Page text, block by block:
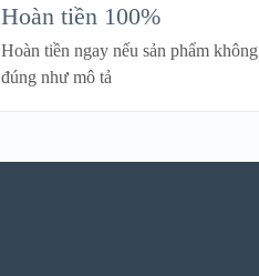
Hoàn tiền 100%
Hoàn tiền ngay nếu sản phẩm không
đúng như mô tả